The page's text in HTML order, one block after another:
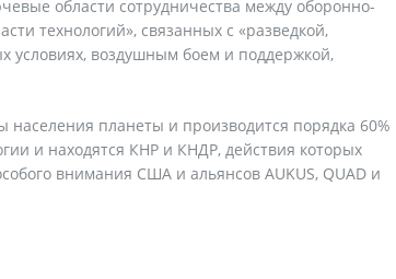
области сотрудничества между оборонно-
технологий», связанных с «разведкой,
условиях, воздушным боем и поддержкой,
планеты и производится порядка 60%
и находятся КНР и КНДР, действия которых
внимания США и альянсов AUKUS, QUAD и